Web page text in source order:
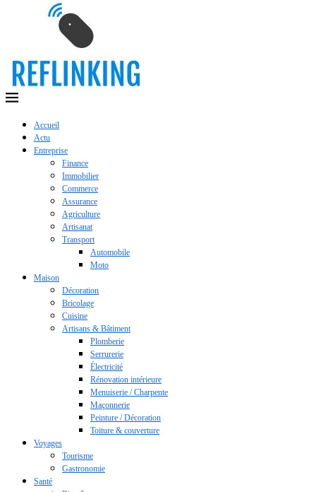
Accueil
Actu
Entreprise
Finance
Immobilier
Commerce
Assurance
Agriculture
Artisanat
Transport
Automobile
Moto
Maison
Décoration
Bricolage
Cuisine
Artisans & Bâtiment
Plomberie
Serrurerie
Électricité
Rénovation intérieure
Menuiserie / Charpente
Maçonnerie
Peinture / Décoration
Toiture & couverture
Voyages
Tourisme
Gastronomie
Santé